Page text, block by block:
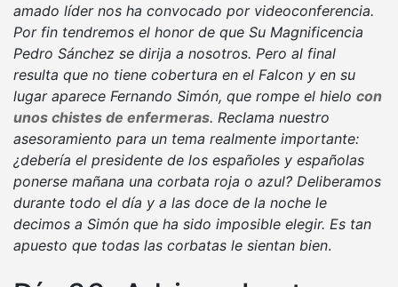
amado líder nos ha convocado por videoconferencia.
Por fin tendremos el honor de que Su Magnificencia
Pedro Sánchez se dirija a nosotros. Pero al final
resulta que no tiene cobertura en el Falcon y en su
lugar aparece Fernando Simón, que rompe el hielo con
unos chistes de enfermeras. Reclama nuestro
asesoramiento para un tema realmente importante:
¿debería el presidente de los españoles y españolas
ponerse mañana una corbata roja o azul? Deliberamos
durante todo el día y a las doce de la noche le
decimos a Simón que ha sido imposible elegir. Es tan
apuesto que todas las corbatas le sientan bien.